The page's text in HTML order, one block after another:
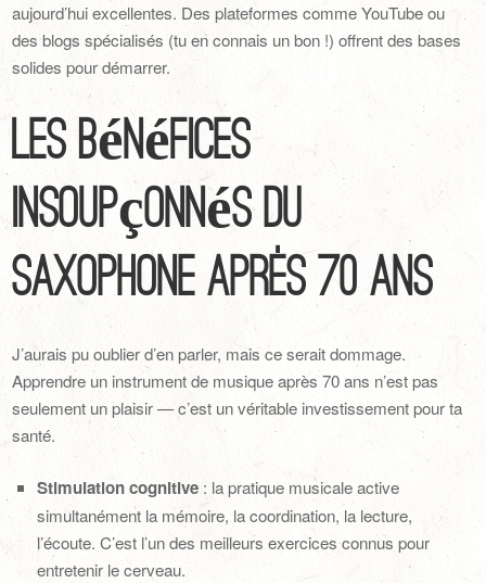
aujourd’hui excellentes. Des plateformes comme YouTube ou
des blogs spécialisés (tu en connais un bon !) offrent des bases
solides pour démarrer.
Les bénéfices
insoupçonnés du
saxophone après 70 ans
J’aurais pu oublier d’en parler, mais ce serait dommage.
Apprendre un instrument de musique après 70 ans n’est pas
seulement un plaisir — c’est un véritable investissement pour ta
santé.
Stimulation cognitive : la pratique musicale active
simultanément la mémoire, la coordination, la lecture,
l’écoute. C’est l’un des meilleurs exercices connus pour
entretenir le cerveau.